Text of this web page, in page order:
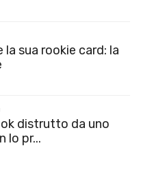
la sua rookie card: la
distrutto da uno
lo pr...